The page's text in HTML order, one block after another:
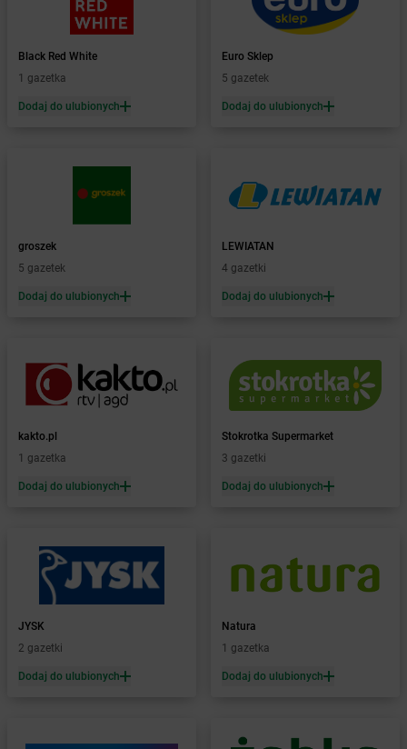
Baborów
Baboszewo
Żabka Bachowice
Żabka Bądkowo
Żabka Bąków
Baniocha
Baranowo
Barczewo
Żabka Bardo
Żabka Barlinek
Żabka Barniewice
Żabka Baruchowo
Żabka
Barwałd Średni
Żabka Barwice
Żabka Bełchatów
Żabka Bestwina
Żabka
Bestwinka
Żabka Bezrzecze
Żabka
Żabka Biała
Żabka
Biała Druga
Black Red White
1 gazetka
Dodaj do ulubionych
Euro Sklep
5 gazetek
Dodaj do ulubionych
groszek
5 gazetek
Dodaj do ulubionych
LEWIATAN
4 gazetki
Dodaj do ulubionych
kakto.pl
1 gazetka
Dodaj do ulubionych
Stokrotka Supermarket
3 gazetki
Dodaj do ulubionych
JYSK
2 gazetki
Dodaj do ulubionych
Natura
1 gazetka
Dodaj do ulubionych